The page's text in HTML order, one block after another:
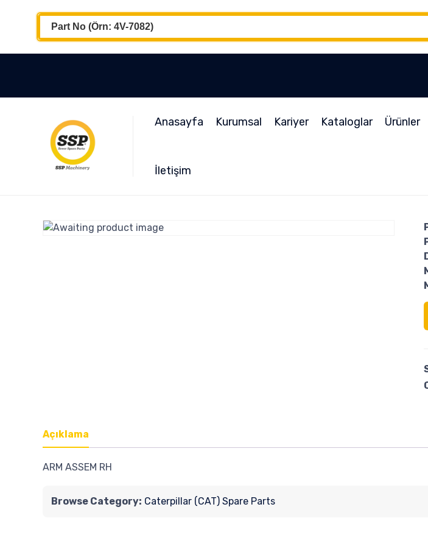
Anasayfa Kurumsal Kariyer Kataloglar Ürünler
İletişim
Açıklama
ARM ASSEM RH
Browse Category: Caterpillar (CAT) Spare Parts